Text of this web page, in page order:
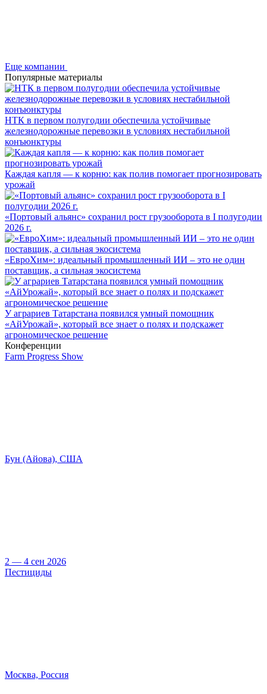
Еще компании
Популярные материалы
НТК в первом полугодии обеспечила устойчивые
железнодорожные перевозки в условиях нестабильной
конъюнктуры
Каждая капля — к корню: как полив помогает прогнозировать
урожай
«Портовый альянс» сохранил рост грузооборота в I полугодии
2026 г.
«ЕвроХим»: идеальный промышленный ИИ – это не один
поставщик, а сильная экосистема
У аграриев Татарстана появился умный помощник
«АйУрожай», который все знает о полях и подскажет
агрономическое решение
Конференции
Farm Progress Show
Бун (Айова), США
2 — 4 сен 2026
Пестициды
Москва, Россия